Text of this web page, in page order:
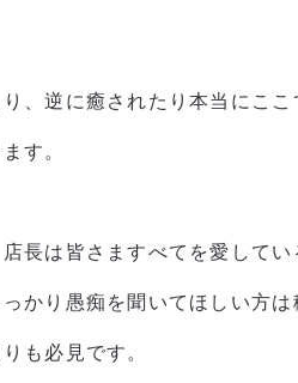
、逆に癒されたり本当にここ
す。
長は皆さますべてを愛してい
かり愚痴を聞いてほしい方は
も必見です。